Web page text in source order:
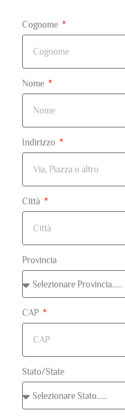
Cognome
Nome
Indirizzo
Città
Provincia
CAP
Stato/State